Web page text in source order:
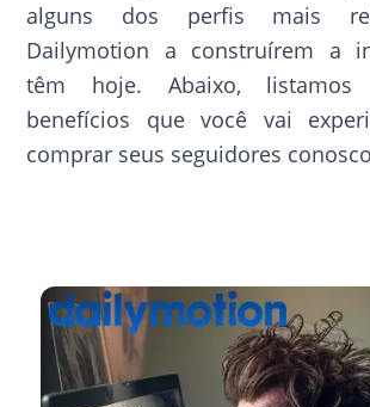
alguns dos perfis mais
Dailymotion a construírem a
têm hoje. Abaixo, listamos
benefícios que você vai
comprar seus seguidores